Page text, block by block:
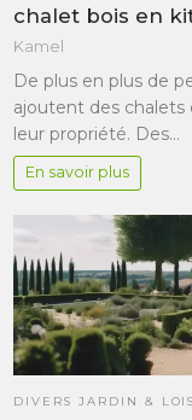
chalet bois en
Kamel
De plus en plus de
ajoutent des chalets
leur propriété. Des…
En savoir plus
DIVERS JARDIN &